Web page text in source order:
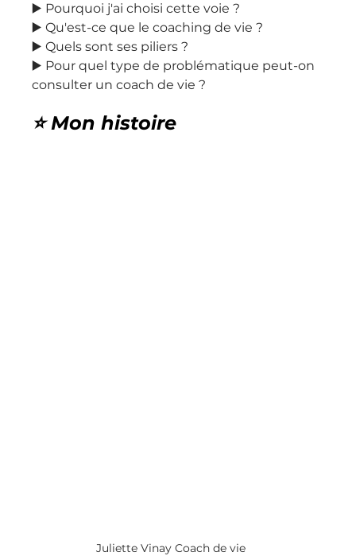
▶️ Pourquoi j'ai choisi cette voie ?
▶️ Qu'est-ce que le coaching de vie ?
▶️ Quels sont ses piliers ?
▶️ Pour quel type de problématique peut-on
consulter un coach de vie ?
⭐️ Mon histoire
Juliette Vinay Coach de vie